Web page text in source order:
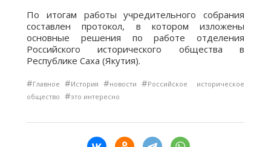
По итогам работы учредительного собрания
составлен протокол, в котором изложены
основные решения по работе отделения
Российского исторического общества в
Республике Саха (Якутия).
#Главное #История #новости #Российское историческое
общество #это интересно